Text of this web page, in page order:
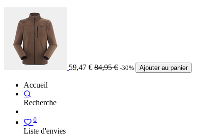
59,47 € 84,95€ -30% Ajouter au panier
Accueil
Recherche
0
Liste d'envies